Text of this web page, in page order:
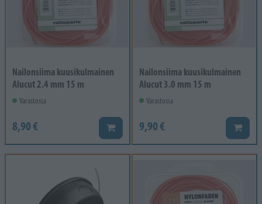
Nailonsiima kuusikulmainen
Alucut 2.4 mm 15 m
Varastossa
8,90 € Lisää koriin
Nailonsiima kuusikulmainen
Alucut 3.0 mm 15 m
Varastossa
9,90 € Lisää